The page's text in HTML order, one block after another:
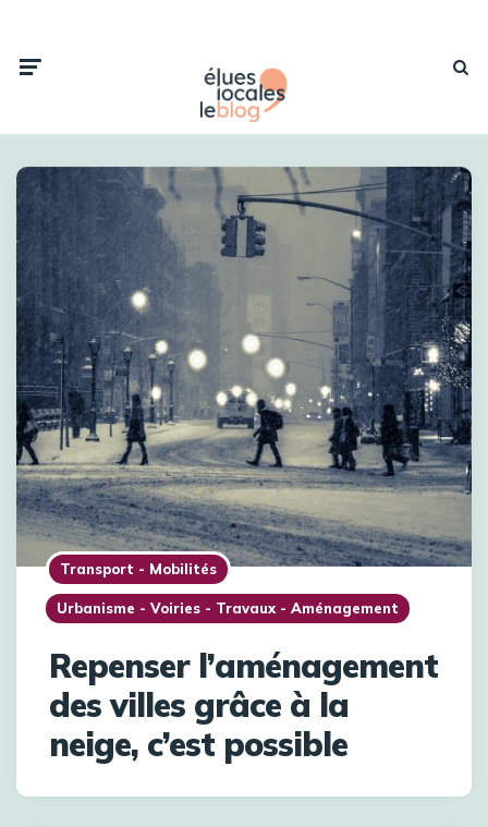
Transport - Mobilités
Urbanisme - Voiries - Travaux - Aménagement
Repenser l’aménagement
des villes grâce à la
neige, c’est possible